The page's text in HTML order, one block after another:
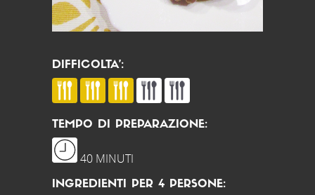
DIFFICOLTA’:
TEMPO DI PREPARAZIONE:
40 MINUTI
INGREDIENTI PER 4 PERSONE: